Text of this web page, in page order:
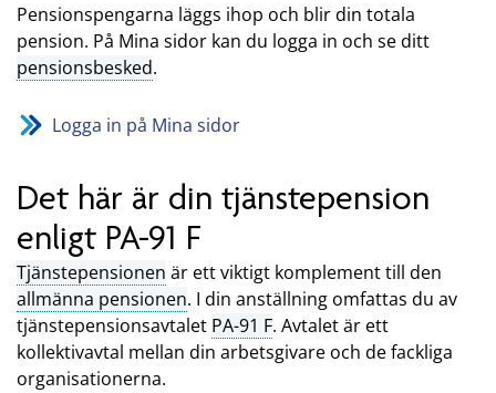
Pensionspengarna läggs ihop och blir din totala
pension. På Mina sidor kan du logga in och se ditt
pensionsbesked.
Logga in på Mina sidor
Det här är din tjänstepension
enligt PA-91 F
Tjänstepensionen är ett viktigt komplement till den
allmänna pensionen. I din anställning omfattas du av
tjänstepensionsavtalet PA-91 F. Avtalet är ett
kollektivavtal mellan din arbetsgivare och de fackliga
organisationerna.